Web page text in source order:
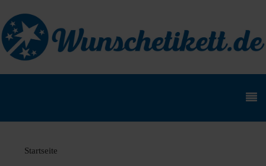
Startseite